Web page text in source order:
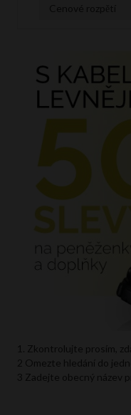
1. Zkontrolujte prosím,
2 Omezte hledání do
3 Zadejte obecný název